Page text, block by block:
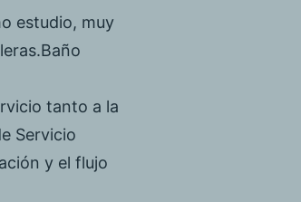
estudio, muy
tanto a la
Servicio
y el flujo